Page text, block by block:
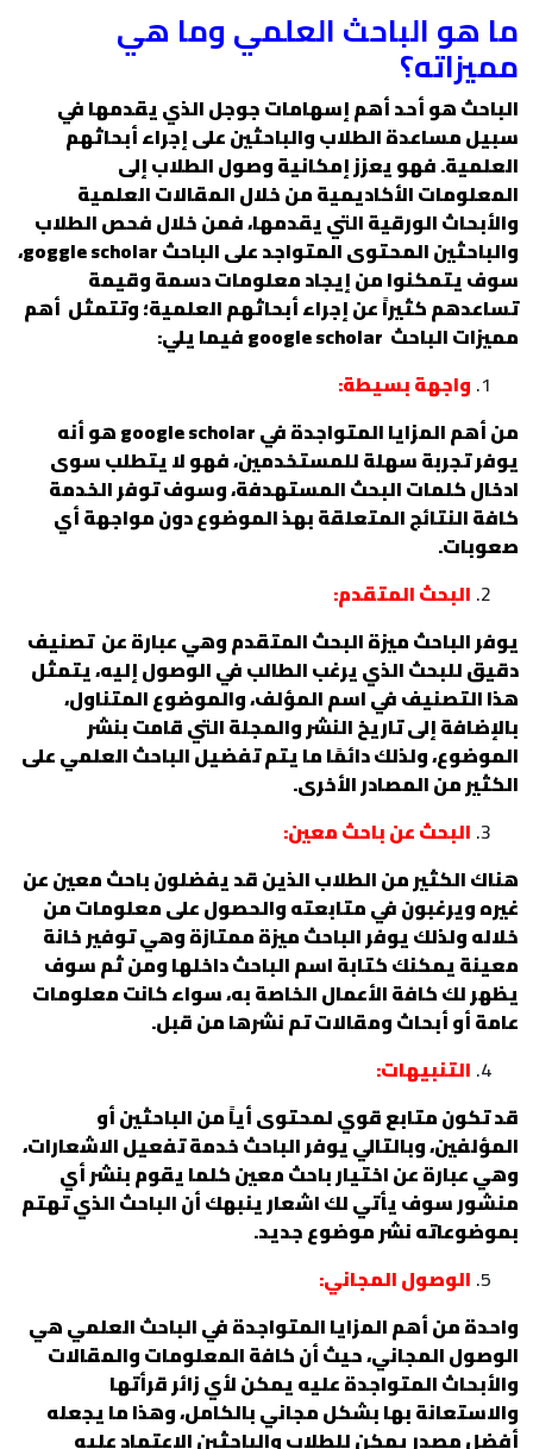
ما هو الباحث العلمي وما هي
مميزاته؟
الباحث هو أحد أهم إسهامات جوجل الذي يقدمها في
سبيل مساعدة الطلاب والباحثين على إجراء أبحاثهم
العلمية. فهو يعزز إمكانية وصول الطلاب إلى
المعلومات الأكاديمية من خلال المقالات العلمية
والأبحاث الورقية التي يقدمها، فمن خلال فحص الطلاب
والباحثين المحتوى المتواجد على الباحث goggle scholar،
سوف يتمكنوا من إيجاد معلومات دسمة وقيمة
تساعدهم كثيراً عن إجراء أبحاثهم العلمية؛ وتتمثل أهم
مميزات الباحث google scholar فيما يلي:
واجهة بسيطة:
من أهم المزايا المتواجدة في google scholar هو أنه
يوفر تجربة سهلة للمستخدمين، فهو لا يتطلب سوى
ادخال كلمات البحث المستهدفة، وسوف توفر الخدمة
كافة النتائج المتعلقة بهذ الموضوع دون مواجهة أي
صعوبات.
البحث المتقدم:
يوفر الباحث ميزة البحث المتقدم وهي عبارة عن تصنيف
دقيق للبحث الذي يرغب الطالب في الوصول إليه، يتمثل
هذا التصنيف في اسم المؤلف، والموضوع المتناول،
بالإضافة إلى تاريخ النشر والمجلة التي قامت بنشر
الموضوع، ولذلك دائمًا ما يتم تفضيل الباحث العلمي على
الكثير من المصادر الأخرى.
البحث عن باحث معين:
هناك الكثير من الطلاب الذين قد يفضلون باحث معين عن
غيره ويرغبون في متابعته والحصول على معلومات من
خلاله ولذلك يوفر الباحث ميزة ممتازة وهي توفير خانة
معينة يمكنك كتابة اسم الباحث داخلها ومن ثم سوف
يظهر لك كافة الأعمال الخاصة به، سواء كانت معلومات
عامة أو أبحاث ومقالات تم نشرها من قبل.
التنبيهات:
قد تكون متابع قوي لمحتوى أياً من الباحثين أو
المؤلفين، وبالتالي يوفر الباحث خدمة تفعيل الاشعارات،
وهي عبارة عن اختيار باحث معين كلما يقوم بنشر أي
منشور سوف يأتي لك اشعار ينبهك أن الباحث الذي تهتم
بموضوعاته نشر موضوع جديد.
الوصول المجاني:
واحدة من أهم المزايا المتواجدة في الباحث العلمي هي
الوصول المجاني، حيث أن كافة المعلومات والمقالات
والأبحاث المتواجدة عليه يمكن لأي زائر قرأتها
والاستعانة بها بشكل مجاني بالكامل، وهذا ما يجعله
أفضل مصدر يمكن للطلاب والباحثين الاعتماد عليه